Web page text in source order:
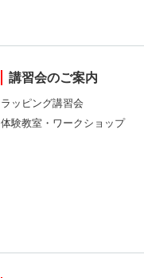
講習会のご案内
ラッピング講習会
体験教室・ワークショップ